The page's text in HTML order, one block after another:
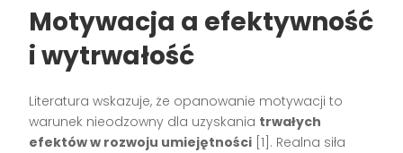
Motywacja a efektywność
i wytrwałość
Literatura wskazuje, że opanowanie motywacji to
warunek nieodzowny dla uzyskania trwałych
efektów w rozwoju umiejętności [1] . Realna siła